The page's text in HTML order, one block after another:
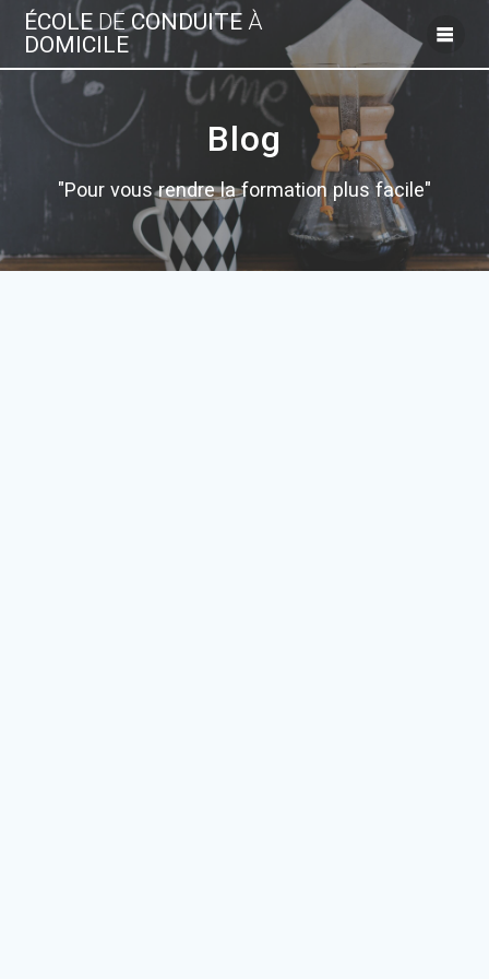
Skip
to
content
ÉCOLEDECONDUITE À
DOMICILE
Blog
"Pour vous rendre la formation plus facile"